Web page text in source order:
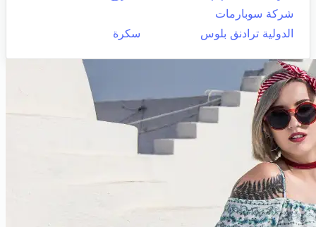
شركة سوبارمات
الدولية ترادنق بلوس
سكرة